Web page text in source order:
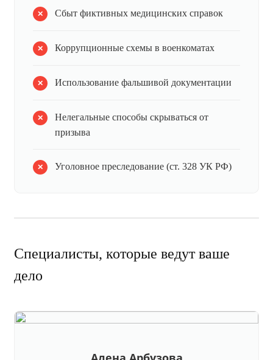
Сбыт фиктивных медицинских справок
Коррупционные схемы в военкоматах
Использование фальшивой документации
Нелегальные способы скрываться от
призыва
Уголовное преследование (ст. 328 УК РФ)
Специалисты, которые ведут ваше
дело